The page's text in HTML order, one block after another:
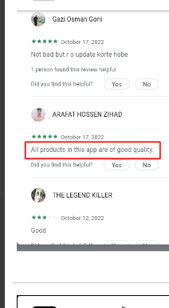
রিলেটেড প্রডাক্টস
নিউজলেটার
বাইকের অফার, টিপস ও নিউজ
করুন